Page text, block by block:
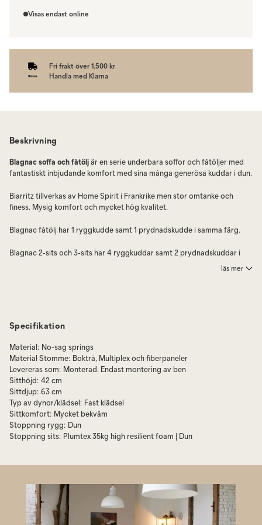
ångerrätten.
Visas endast online
Fri frakt över 1.500 kr
Handla med Klarna
Beskrivning
Blagnac soffa och fåtöljär en serie underbara soffor och fåtöljer med
fantastiskt inbjudande komfort med sina många generösa kuddar i dun.
Biarritz tillverkas av Home Spirit i Frankrike men stor omtanke och
finess. Mysig komfort och mycket hög kvalitet.
Blagnac fåtölj har 1 ryggkudde samt 1 prydnadskudde i samma färg.
Blagnac 2-sits och 3-sits har 4 ryggkuddar samt 2 prydnadskuddar i
den
Beausset och finns på egen sida.
läs mer
Specifikation
Material: No-sag springs
Material Stomme: Bokträ, Multiplex och fiberpaneler
Levereras som: Monterad. Endast montering av ben
Sitthöjd: 42 cm
Sittdjup: 63 cm
Typ av dynor/klädsel: Fast klädsel
Sittkomfort: Mycket bekväm
Stoppning rygg: Dun
Stoppning sits: Plumtex 35kg high resilient foam | Dun